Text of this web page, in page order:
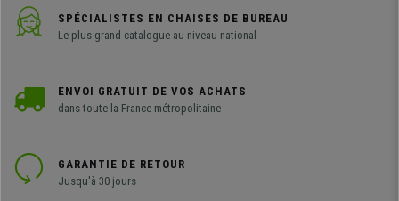
SPÉCIALISTES EN CHAISES DE BUREAU
Le plus grand catalogue au niveau national
ENVOI GRATUIT DE VOS ACHATS
dans toute la France métropolitaine
GARANTIE DE RETOUR
Jusqu'à 30 jours